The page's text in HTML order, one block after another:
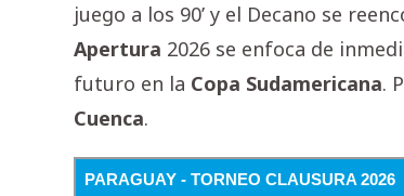
juego a los 90’ y el Decano se
Apertura 2026 se enfoca de
futuro en la Copa Sudamericana.
Cuenca.